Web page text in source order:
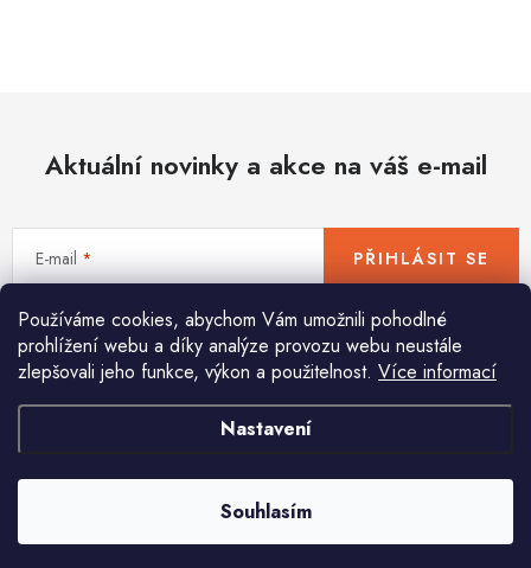
Používáme cookies, abychom Vám umožnili pohodlné
prohlížení webu a díky analýze provozu webu neustále
zlepšovali jeho funkce, výkon a použitelnost. Více informací
Nastavení
Souhlasím
Novinky
World Cleanup Day
Akční ceny
Půjčovna Kontaktuje nás
Obchodní podmínky
Vrácení a reklamace
Podmínky ochrany osobních údajů
Obchodní podmínky pro podnikatele
Způsob doručení a platby
Zásady používání cookies
Aktuální novinky a akce na váš e-mail
E-mail
Vložením e-mailu souhlasíte spodmínkami ochrany osobních údajů
PŘIHLÁSIT SE
Pomůžeme vám s výběrem
Potřebujete s něčím poradit? Jsme tu pro vás!
info@huka.cz